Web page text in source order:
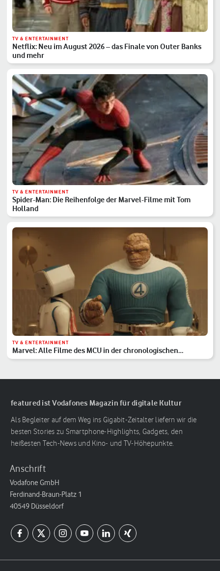
TV & ENTERTAINMENT
Netflix: Neu im August 2026 – das Finale von Outer Banks
und mehr
TV & ENTERTAINMENT
Spider-Man: Die Reihenfolge der Marvel-Filme mit Tom
Holland
TV & ENTERTAINMENT
Marvel: Alle Filme des MCU in der chronologischen
Reihenfolge
featured ist Vodafones Magazin für digitale Kultur
Als Begleiter auf dem Weg ins Gigabit-Zeitalter liefern wir die
besten Stories zu Smartphone-Highlights, Gadgets, den
heißesten Tech-News und Kino- und TV-Höhepunkte.
Anschrift
Vodafone GmbH
Ferdinand-Braun-Platz 1
40549 Düsseldorf